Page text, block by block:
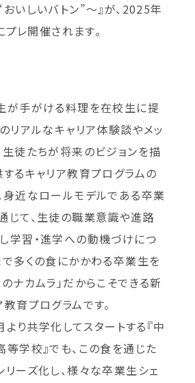
いしいバトン”〜』が、2025年
プレ開催されます。
が手がける料理を在校生に提
リアルなキャリア体験談やメッ
生徒たちが将来のビジョンを描
するキャリア教育プログラムの
身近なロールモデルである卒業
じて、生徒の職業意識や進路
学習・進学への動機づけにつ
で多くの食にかかわる卒業生を
ナカムラ」だからこそできる新
育プログラムです。
り共学化してスタートする『中
学校』でも、この食を通じた
リーズ化し、様々な卒業生シェ